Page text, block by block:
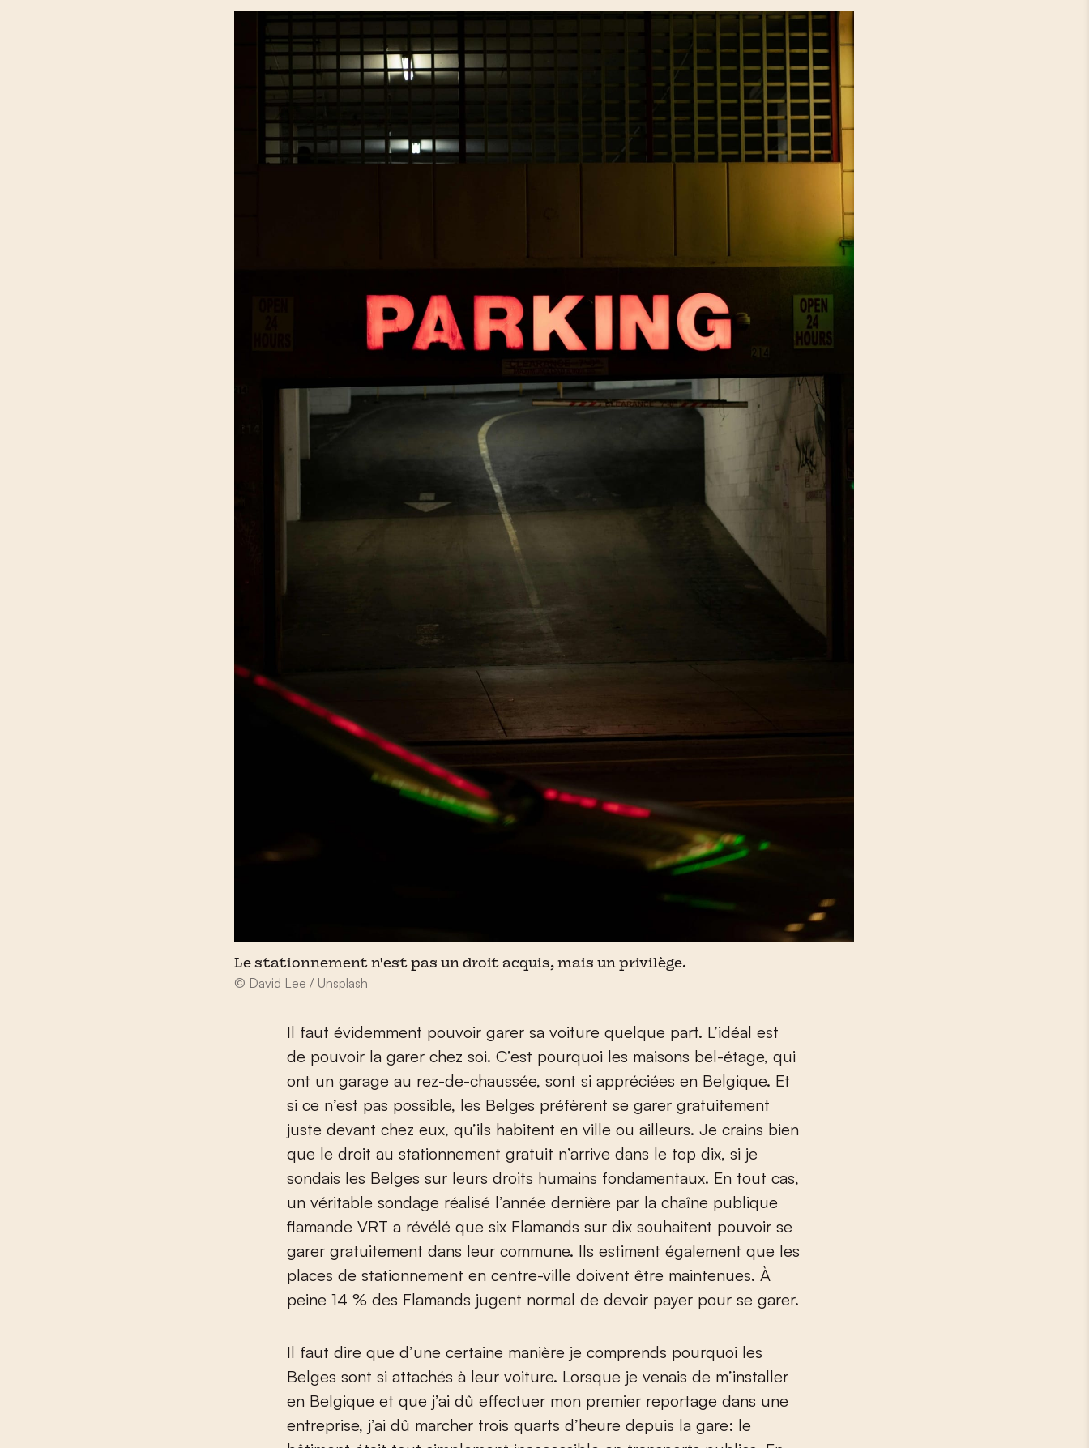
Le stationnement n'est pas un droit acquis, mais un privilège.
© David Lee / Unsplash
Il faut évidemment pouvoir garer sa voiture quelque part. L’idéal est
de pouvoir la garer chez soi. C’est pourquoi les maisons bel-étage, qui
ont un garage au rez-de-chaussée, sont si appréciées en Belgique. Et
si ce n’est pas possible, les Belges préfèrent se garer gratuitement
juste devant chez eux, qu’ils habitent en ville ou ailleurs. Je crains bien
que le droit au stationnement gratuit n’arrive dans le top dix, si je
sondais les Belges sur leurs droits humains fondamentaux. En tout cas,
un véritable sondage réalisé l’année dernière par la chaîne publique
flamande VRT a révélé que six Flamands sur dix souhaitent pouvoir se
garer gratuitement dans leur commune. Ils estiment également que les
places de stationnement en centre-ville doivent être maintenues. À
peine 14 % des Flamands jugent normal de devoir payer pour se garer.
Il faut dire que d’une certaine manière je comprends pourquoi les
Belges sont si attachés à leur voiture. Lorsque je venais de m’installer
en Belgique et que j’ai dû effectuer mon premier reportage dans une
entreprise, j’ai dû marcher trois quarts d’heure depuis la gare: le